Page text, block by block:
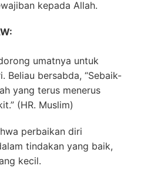
kepada Allah.
umatnya untuk
Beliau bersabda, “Sebaik-
yang terus menerus
(HR. Muslim)
perbaikan diri
tindakan yang baik,
kecil.